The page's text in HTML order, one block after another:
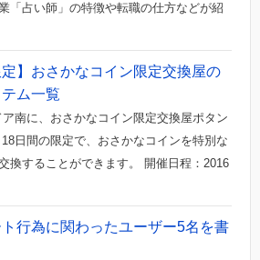
「占い師」の特徴や転職の仕方などが紹
定】おさかなコイン限定交換屋の
ム一覧
南に、おさかなコイン限定交換屋ポタン
日間の限定で、おさかなコインを特別な
換することができます。 開催日程：2016
行為に関わったユーザー5名を書